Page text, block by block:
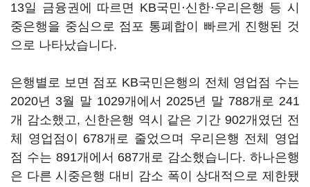
13일 금융권에 따르면 KB국민·신한·우리은행 등 시
중은행을 중심으로 점포 통폐합이 빠르게 진행된 것
으로 나타났습니다.
은행별로 보면 점포 KB국민은행의 전체 영업점 수는
2020년 3월 말 1029개에서 2025년 말 788개로 241
개 감소했고, 신한은행 역시 같은 기간 902개였던 전
체 영업점이 678개로 줄었으며 우리은행 전체 영업
점 수는 891개에서 687개로 감소했습니다. 하나은행
은 다른 시중은행 대비 감소 폭이 상대적으로 제한됐